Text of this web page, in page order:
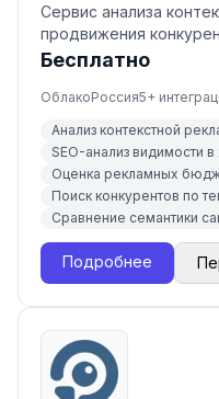
Сервис анализа
продвижения
Бесплатно
ОблакоРоссия5+
Анализ контекстной
SEO-анализ видимости
Оценка рекламных
Поиск конкурентов по
Сравнение семантики
Подробнее